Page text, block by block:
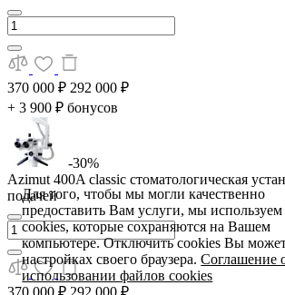
370 000 ₽ 292 000 ₽
+ 3 900 ₽ бонусов
-30%
Azimut 400A classic стоматологическая
подачей
370 000 ₽ 292 000 ₽
Для того, чтобы мы могли качественно
предоставить Вам услуги, мы используем
cookies, которые сохраняются на Вашем
компьютере. Отключить cookies Вы
настройках своего браузера.Соглашение
использовании файлов cookies